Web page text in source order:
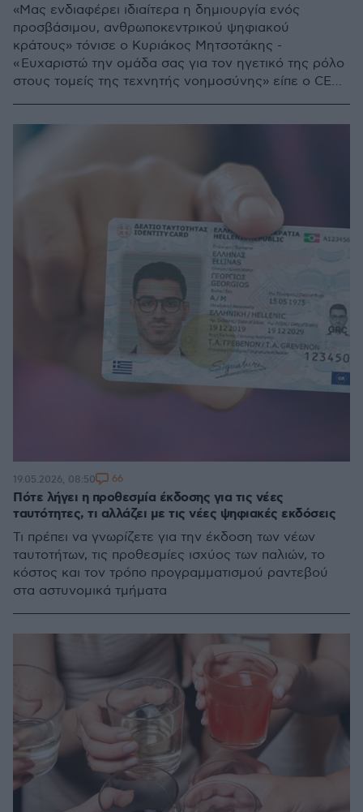
«Μας ενδιαφέρει ιδιαίτερα η δημιουργία ενός
προσβάσιμου, ανθρωποκεντρικού ψηφιακού
κράτους» τόνισε ο Κυριάκος Μητσοτάκης -
« Ευχαριστώ την ομάδα σας για τον ηγετικό της ρόλο
στους τομείς της τεχνητής νοημοσύνης» είπε ο CEO
Πότε λήγει η προθεσμία έκδοσης για τις νέες
ταυτότητες, τι αλλάζει με τις νέες ψηφιακές εκδόσεις
Τι πρέπει να γνωρίζετε για την έκδοση των νέων
ταυτοτήτων, τις προθεσμίες ισχύος των παλιών, το
κόστος και τον τρόπο προγραμματισμού ραντεβού
στα αστυνομικά τμήματα
19.05.2026, 08:50 66